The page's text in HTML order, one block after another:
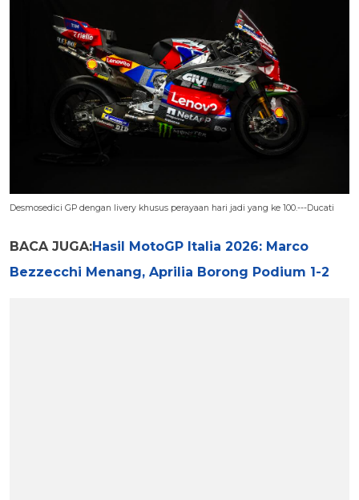
Desmosedici GP dengan livery khusus perayaan hari jadi yang ke 100.---Ducati
BACA JUGA:Hasil MotoGP Italia 2026: Marco
Bezzecchi Menang, Aprilia Borong Podium 1-2